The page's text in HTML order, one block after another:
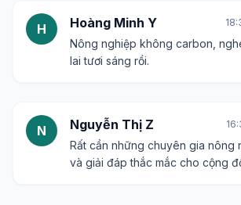
H Hoàng Minh Y
Nông nghiệp không carbon,
lai tươi sáng rồi.
N Nguyễn Thị Z
Rất cần những chuyên gia nông
và giải đáp thắc mắc cho cộng